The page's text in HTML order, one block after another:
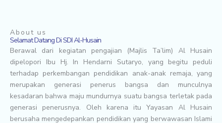
About us
Selamat Datang Di SDI Al-Husain
Berawal dari kegiatan pengajian (Majlis Ta’lim) Al Husain
dipelopori Ibu Hj. In Hendarni Sutaryo, yang begitu peduli
terhadap perkembangan pendidikan anak-anak remaja, yang
merupakan generasi penerus bangsa dan munculnya
kesadaran bahwa maju mundurnya suatu bangsa terletak pada
generasi penerusnya. Oleh karena itu Yayasan Al Husain
berusaha mengedepankan pendidikan yang berwawasan Islami